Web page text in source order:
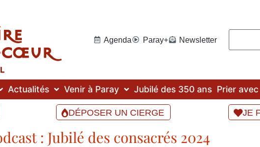
Agenda Paray+ Newsletter
Actualités Venir à Paray Jubilé des 350 ans Prier
DÉPOSER UN CIERGE JE
: Jubilé des consacrés 2024